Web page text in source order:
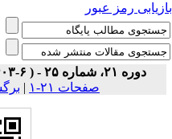
رمز عبور
دوره ۲۱، شماره ۲۵ - ( ۶-۱۴۰۳ )
صفحات ۲۱-۱
|